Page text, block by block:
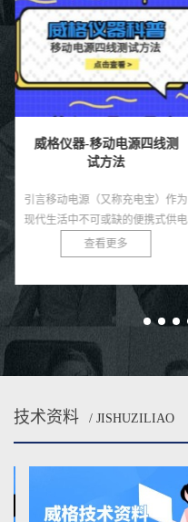
威格仪器-移动电源四线测
试方法
引言移动电源（又称充电宝）作为
现代生活中不可或缺的便携式供电
设备，广泛应用于智能手机、平板
电脑等电子设备的应急充电。随着
查看更多
技术资料 / JISHUZILIAO